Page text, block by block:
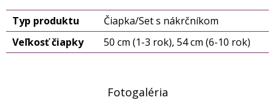
Typ produktu
Čiapka/Set s nákrčníkom
Veľkosť čiapky
50 cm (1-3 rok), 54 cm (6-10 rok)
Fotogaléria